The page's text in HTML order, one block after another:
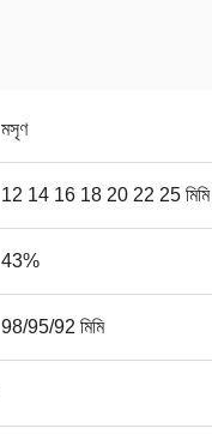
মসৃণ
12 14 16 18 20 22 25 মিমি
43%
98/95/92 মিমি